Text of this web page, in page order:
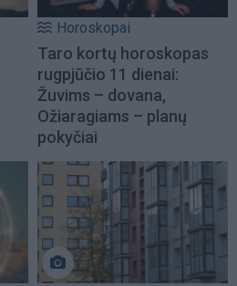
Horoskopai
Taro kortų horoskopas
rugpjūčio 11 dienai:
Žuvims – dovana,
Ožiaragiams – planų
pokyčiai